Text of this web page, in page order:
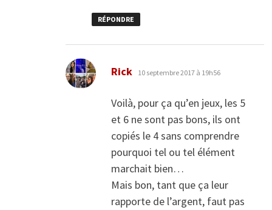
RÉPONDRE
Rick dit :
10 septembre 2017 à 19h56
Voilà, pour ça qu’en jeux, les 5
et 6 ne sont pas bons, ils ont
copiés le 4 sans comprendre
pourquoi tel ou tel élément
marchait bien…
Mais bon, tant que ça leur
rapporte de l’argent, faut pas